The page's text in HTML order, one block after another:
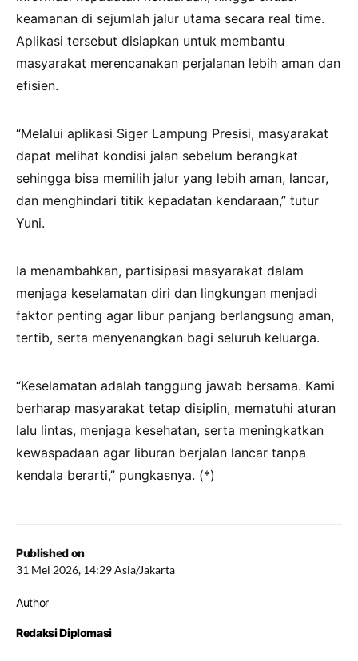
Published on
31 Mei 2026, 14:29 Asia/Jakarta
Author
Redaksi Diplomasi
keamanan di sejumlah jalur utama secara real time.
Aplikasi tersebut disiapkan untuk membantu
masyarakat merencanakan perjalanan lebih aman dan
efisien.
“Melalui aplikasi Siger Lampung Presisi, masyarakat
dapat melihat kondisi jalan sebelum berangkat
sehingga bisa memilih jalur yang lebih aman, lancar,
dan menghindari titik kepadatan kendaraan,” tutur
Yuni.
Ia menambahkan, partisipasi masyarakat dalam
menjaga keselamatan diri dan lingkungan menjadi
faktor penting agar libur panjang berlangsung aman,
tertib, serta menyenangkan bagi seluruh keluarga.
“Keselamatan adalah tanggung jawab bersama. Kami
berharap masyarakat tetap disiplin, mematuhi aturan
lalu lintas, menjaga kesehatan, serta meningkatkan
kewaspadaan agar liburan berjalan lancar tanpa
kendala berarti,” pungkasnya. (*)